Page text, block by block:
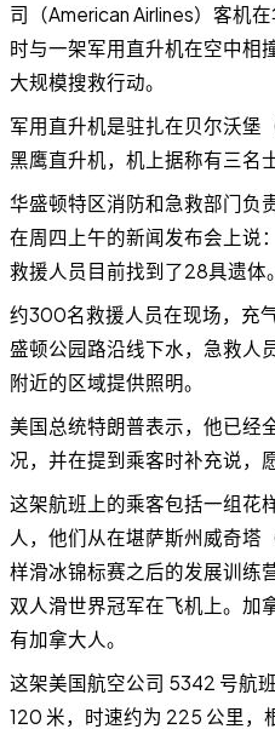
司（American Airlines）客机
时与一架军用直升机在空中相
大规模搜救行动。
军用直升机是驻扎在贝尔沃堡
黑鹰直升机，机上据称有三名
华盛顿特区消防和急救部门负
在周四上午的新闻发布会上说
救援人员目前找到了28具遗体。
约300名救援人员在现场，充
盛顿公园路沿线下水，急救人
附近的区域提供照明。
美国总统特朗普表示，他已经
况，并在提到乘客时补充说，
这架航班上的乘客包括一组花
人，他们从在堪萨斯州威奇塔
样滑冰锦标赛之后的发展训练
双人滑世界冠军在飞机上。加
有加拿大人。
这架美国航空公司 5342 号航
120 米，时速约为 225 公里，